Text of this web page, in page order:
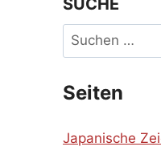
Suchen
nach:
Seiten
Japanische